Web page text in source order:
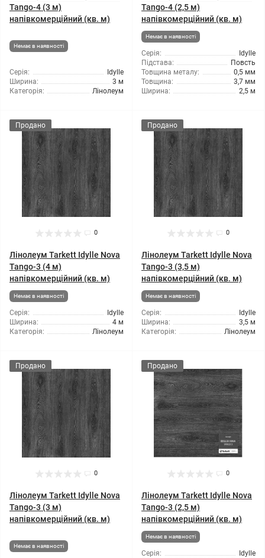
Tango-4 (3 м)
напівкомерційний (кв. м)
Немає в наявності
Серія:
Idylle
Ширина:
3 м
Категорія:
Лінолеум
Tango-4 (2,5 м)
напівкомерційний (кв. м)
Немає в наявності
Серія:
Idylle
Підстава:
Повсть
Товщина металу:
0,5 мм
Товщина:
3,7 мм
Ширина:
2,5 м
Продано
0
Лінолеум Tarkett Idylle Nova
Tango-3 (4 м)
напівкомерційний (кв. м)
Немає в наявності
Серія:
Idylle
Ширина:
4 м
Категорія:
Лінолеум
Продано
0
Лінолеум Tarkett Idylle Nova
Tango-3 (3,5 м)
напівкомерційний (кв. м)
Немає в наявності
Серія:
Idylle
Ширина:
3,5 м
Категорія:
Лінолеум
Продано
0
Лінолеум Tarkett Idylle Nova
Tango-3 (3 м)
напівкомерційний (кв. м)
Немає в наявності
Продано
0
Лінолеум Tarkett Idylle Nova
Tango-3 (2,5 м)
напівкомерційний (кв. м)
Немає в наявності
Серія:
Idylle